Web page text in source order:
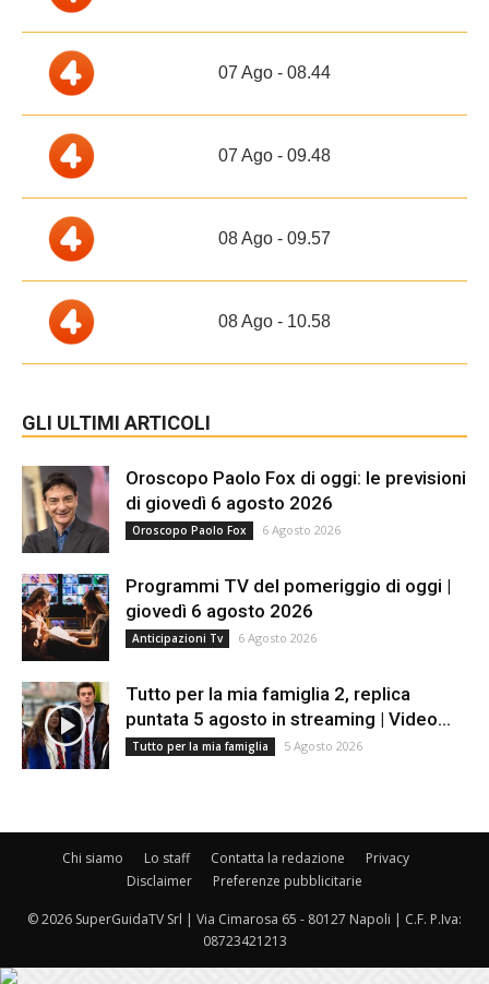
07 Ago - 08.44
07 Ago - 09.48
08 Ago - 09.57
08 Ago - 10.58
GLI ULTIMI ARTICOLI
Oroscopo Paolo Fox di oggi: le previsioni
di giovedì 6 agosto 2026
Oroscopo Paolo Fox 6 Agosto 2026
Programmi TV del pomeriggio di oggi |
giovedì 6 agosto 2026
Anticipazioni Tv 6 Agosto 2026
Tutto per la mia famiglia 2, replica
puntata 5 agosto in streaming | Video...
Tutto per la mia famiglia 5 Agosto 2026
Chi siamo Lo staff Contatta la redazione
Privacy
Disclaimer
Preferenze pubblicitarie
© 2026 SuperGuidaTV Srl | Via Cimarosa 65 - 80127 Napoli | C.F. P.Iva:
08723421213